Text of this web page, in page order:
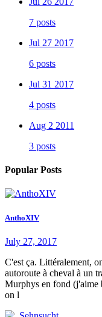
7 posts
Jul 27 2017
6 posts
Jul 31 2017
4 posts
Aug 2 2011
3 posts
Popular Posts
AnthoXIV
July 27, 2017
C'est ça. Littéralement,
autoroute à cheval à un
Murphys en fond (j'aime
on l